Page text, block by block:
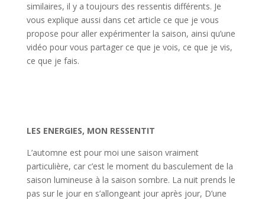
similaires, il y a toujours des ressentis différents. Je
vous explique aussi dans cet article ce que je vous
propose pour aller expérimenter la saison, ainsi qu’une
vidéo pour vous partager ce que je vois, ce que je vis,
ce que je fais.
LES ENERGIES, MON RESSENTIT
L’automne est pour moi une saison vraiment
particulière, car c’est le moment du basculement de la
saison lumineuse à la saison sombre. La nuit prends le
pas sur le jour en s’allongeant jour après jour, D’une